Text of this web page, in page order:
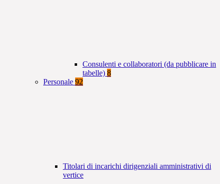
Consulenti e collaboratori (da pubblicare in
tabelle) 8
Personale 92
Titolari di incarichi dirigenziali amministrativi di
vertice